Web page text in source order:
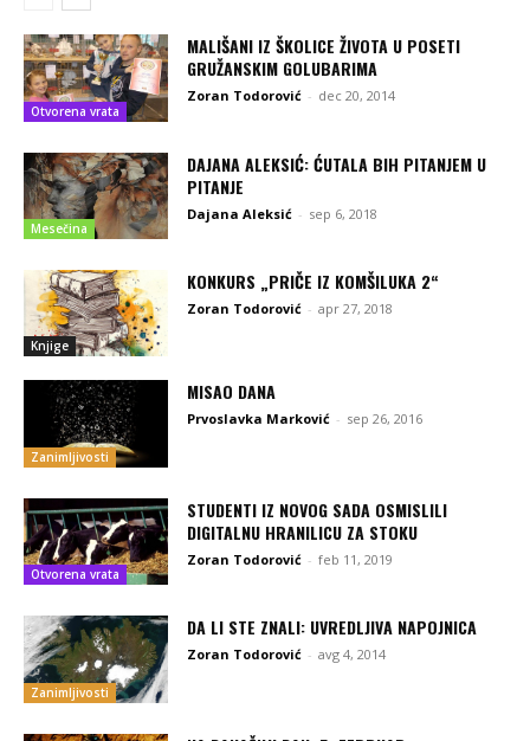
Otvorena vrata
MALIŠANI IZ ŠKOLICE ŽIVOTA U POSETI
GRUŽANSKIM GOLUBARIMA
Zoran Todorović - dec 20, 2014
Mesečina
DAJANA ALEKSIĆ: ĆUTALA BIH PITANJEM U
PITANJE
Dajana Aleksić - sep 6, 2018
Knjige
KONKURS „PRIČE IZ KOMŠILUKA 2“
Zoran Todorović - apr 27, 2018
Zanimljivosti
MISAO DANA
Prvoslavka Marković - sep 26, 2016
Otvorena vrata
STUDENTI IZ NOVOG SADA OSMISLILI
DIGITALNU HRANILICU ZA STOKU
Zoran Todorović - feb 11, 2019
Zanimljivosti
DA LI STE ZNALI: UVREDLJIVA NAPOJNICA
Zoran Todorović - avg 4, 2014